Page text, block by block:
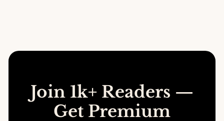
Join 1k+ Readers —
Get Premium